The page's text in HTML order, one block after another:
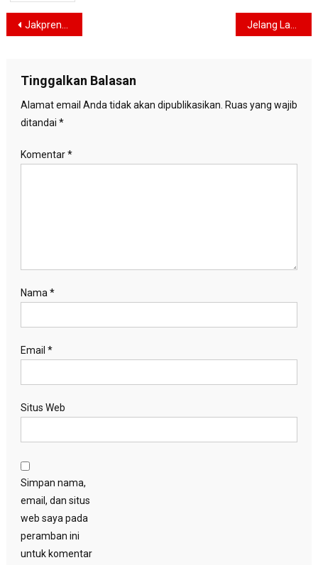
Navigasi
Jakpreneur Fashion Week Dukung Inovasi UMKM di Jakarta
Tinggalkan Balasan
Alamat email Anda tidak akan dipublikasikan. Ruas yang wajib
ditandai *
Komentar*
Nama *
Email *
Situs Web
Simpan nama,
email, dan situs
web saya pada
peramban ini
untuk komentar